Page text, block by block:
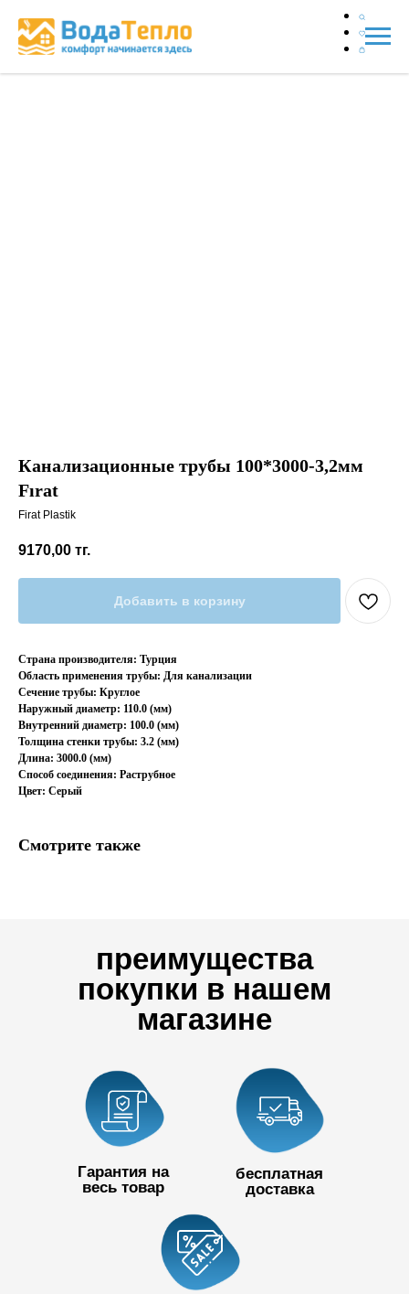
Канализационные трубы 100*3000-3,2мм
Fırat
Firat Plastik
9170,00 тг.
Добавить в корзину
Страна производителя: Турция
Область применения трубы: Для канализации
Сечение трубы: Круглое
Наружный диаметр: 110.0 (мм)
Внутренний диаметр: 100.0 (мм)
Толщина стенки трубы: 3.2 (мм)
Длина: 3000.0 (мм)
Способ соединения: Раструбное
Цвет: Серый
Смотрите также
преимущества
покупки в нашем
магазине
Гарантия на
весь товар
бесплатная
доставка
+7 727 390
50 32